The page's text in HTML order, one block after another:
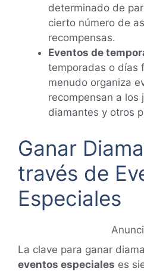
determinado de
cierto número de
recompensas.
Eventos de
temporadas o días
menudo organiza
recompensan a los
diamantes y otros
Ganar
través de
Especiales
La clave para ganar
eventos especiales es